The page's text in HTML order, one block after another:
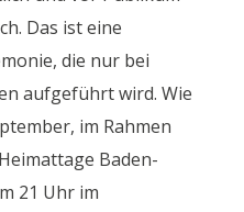
Das ist eine
die nur bei
aufgeführt wird. Wie
im Rahmen
Baden-
21 Uhr im